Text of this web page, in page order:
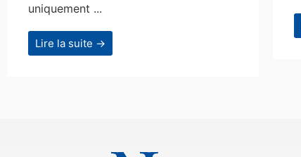
uniquement ...
Lire la suite →